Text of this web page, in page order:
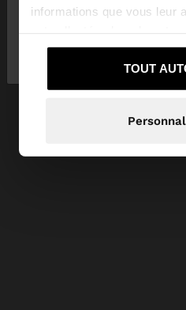
informations que vous leur
services.
TOUT